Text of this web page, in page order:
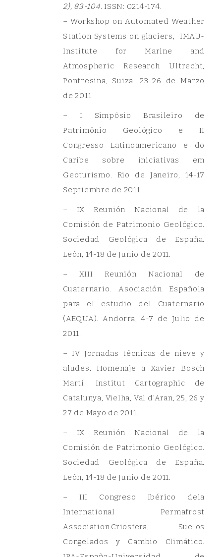
2), 83-104. ISSN: 0214-174.
– Workshop on Automated Weather
Station Systems on glaciers, IMAU-
Institute for Marine and
Atmospheric Research Ultrecht,
Pontresina, Suiza. 23-26 de Marzo
de 2011.
– I Simpôsio Brasileiro de
Patrimônio Geológico e II
Congresso Latinoamericano e do
Caribe sobre iniciativas em
Geoturismo. Rio de Janeiro, 14-17
Septiembre de 2011.
– IX Reunión Nacional de la
Comisión de Patrimonio Geológico.
Sociedad Geológica de España.
León, 14-18 de Junio de 2011.
– XIII Reunión Nacional de
Cuaternario. Asociación Española
para el estudio del Cuaternario
(AEQUA). Andorra, 4-7 de Julio de
2011.
– IV Jornadas técnicas de nieve y
aludes. Homenaje a Xavier Bosch
Martí. Institut Cartographic de
Catalunya, Vielha, Val d’Aran, 25, 26 y
27 de Mayo de 2011.
– IX Reunión Nacional de la
Comisión de Patrimonio Geológico.
Sociedad Geológica de España.
León, 14-18 de Junio de 2011.
– III Congreso Ibérico dela
International Permafrost
Association.Criosfera, Suelos
Congelados y Cambio Climático.